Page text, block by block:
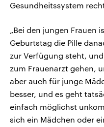
Gesundheitssystem
„Bei den jungen Frauen
Geburtstag die Pille
zur Verfügung steht,
zum Frauenarzt gehen,
aber auch für junge
besser, und es geht
einfach möglichst
sich ein Mädchen oder